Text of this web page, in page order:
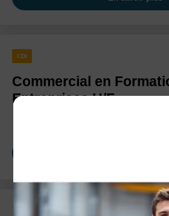
CDI
Commercial en
Entreprises H/F